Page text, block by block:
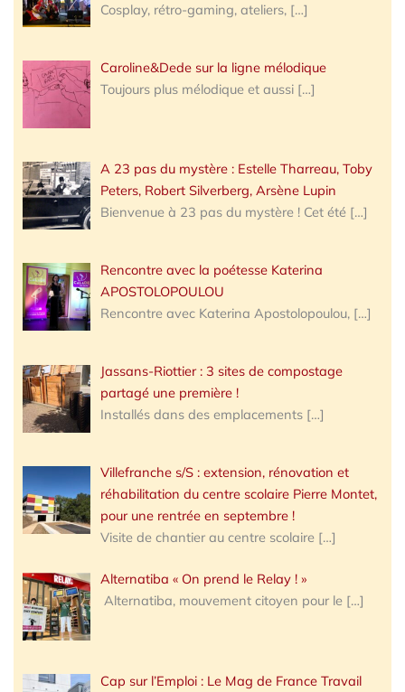
Cosplay, rétro-gaming, ateliers, […]
Caroline&Dede sur la ligne mélodique
Toujours plus mélodique et aussi […]
A 23 pas du mystère : Estelle Tharreau, Toby
Peters, Robert Silverberg, Arsène Lupin
Bienvenue à 23 pas du mystère ! Cet été […]
Rencontre avec la poétesse Katerina
APOSTOLOPOULOU
Rencontre avec Katerina Apostolopoulou, […]
Jassans-Riottier : 3 sites de compostage
partagé une première !
Installés dans des emplacements […]
Villefranche s/S : extension, rénovation et
réhabilitation du centre scolaire Pierre Montet,
pour une rentrée en septembre !
Visite de chantier au centre scolaire […]
Alternatiba « On prend le Relay ! »
Alternatiba, mouvement citoyen pour le […]
Cap sur l’Emploi : Le Mag de France Travail